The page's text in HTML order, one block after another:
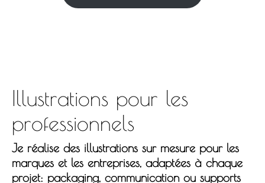
Illustrations pour les
professionnels
Je réalise des illustrations sur mesure pour les
marques et les entreprises, adaptées à chaque
projet: packaging, communication ou supports